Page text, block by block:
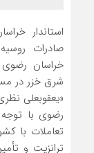
استاندار
صادرات
خراسان رضوی
شرق خزر در
«یعقوبعلی‌
رضوی با
تعاملات با
ترانزیت و